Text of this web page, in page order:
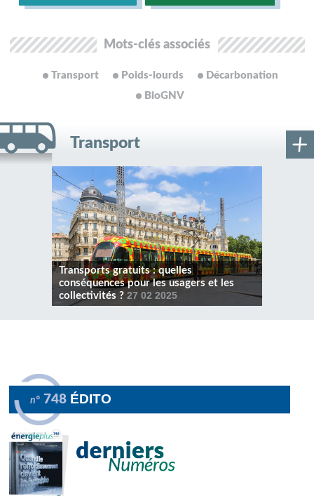
Mots-clés associés
Transport Poids-lourds
Décarbonation
BioGNV
Transport
Transports gratuits : quelles
conséquences pour les usagers et les
collectivités ? 27 02 2025
n° 748 ÉDITO